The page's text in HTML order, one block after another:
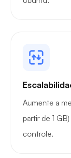
Aumente a
partir de 1
controle.